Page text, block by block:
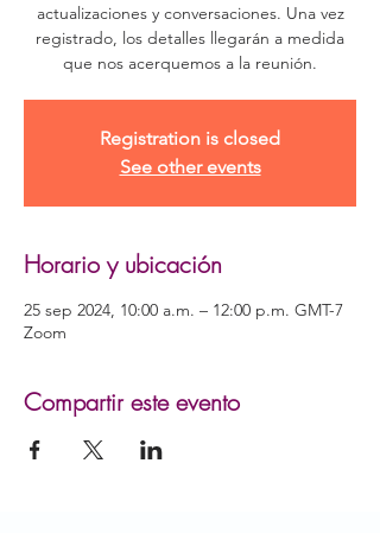
actualizaciones y conversaciones. Una vez
registrado, los detalles llegarán a medida
que nos acerquemos a la reunión.
Registration is closed
See other events
Horario y ubicación
25 sep 2024, 10:00 a.m. – 12:00 p.m. GMT-7
Zoom
Compartir este evento